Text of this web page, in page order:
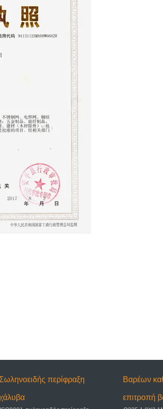
Σωληνοειδής περίφραξη Βαρέων
επιτροπή